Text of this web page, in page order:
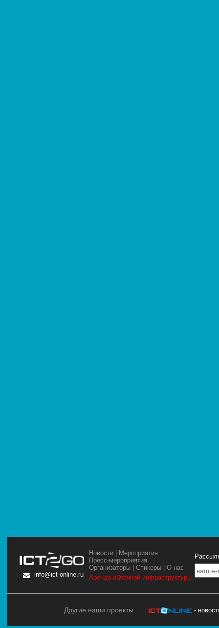
info@ict-online.ru
Новости
Мероприятия
Пресс-мероприятия
Организаторы |Спикеры |О нас
Аренда облачной инфраструктуры
Другие наши проекты: -